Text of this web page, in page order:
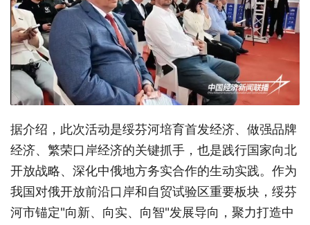
据介绍，此次活动是绥芬河培育首发经济、做强品牌
经济、繁荣口岸经济的关键抓手，也是践行国家向北
开放战略、深化中俄地方务实合作的生动实践。作为
我国对俄开放前沿口岸和自贸试验区重要板块，绥芬
河市锚定"向新、向实、向智"发展导向，聚力打造中